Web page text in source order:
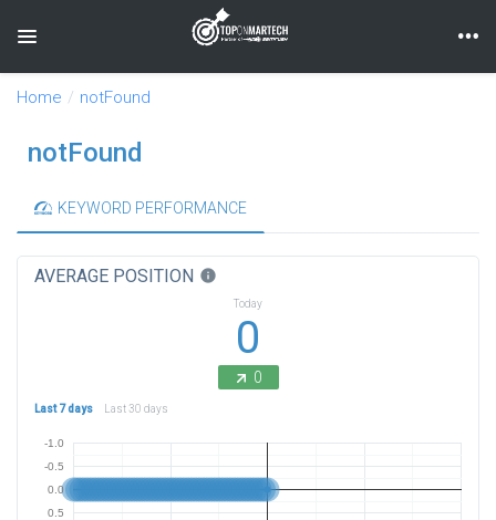
Toggle navigation
Home notFound
notFound
KEYWORD PERFORMANCE
AVERAGE POSITION info
Today
0
0
Last 7 days Last 30 days
-1.0
-0.5
0.0
0.5